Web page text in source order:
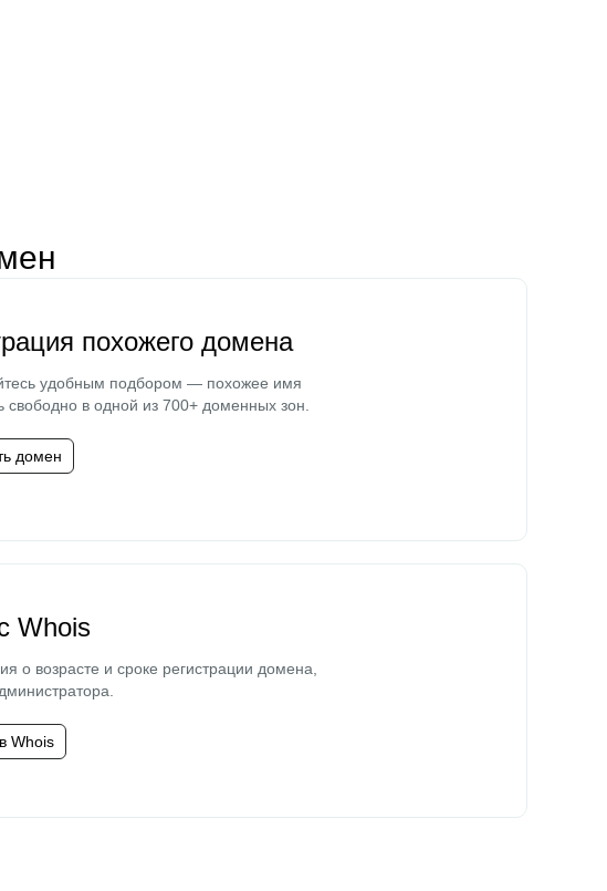
похожего домена
удобным подбором — похожее имя
свободно в одной из 700+ доменных зон.
домен
Whois
о возрасте и сроке регистрации домена,
Whois